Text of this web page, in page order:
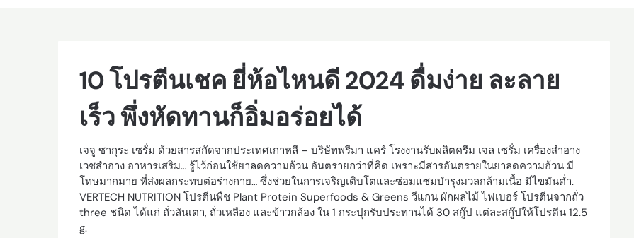
10 โปรตีนเชค ยี่ห้อไหนดี 2024 ดื่มง่าย ละลาย
เร็ว พึ่งหัดทานก็อิ่มอร่อยได้
เจจู ซากุระ เซรั่ม ด้วยสารสกัดจากประเทศเกาหลี – บริษัทพรีมา แคร์ โรงงานรับผลิตครีม เจล เซรั่ม เครื่องสำอาง
เวชสำอาง อาหารเสริม… รู้ไว้ก่อนใช้ยาลดความอ้วน อันตรายกว่าที่คิด เพราะมีสารอันตรายในยาลดความอ้วน มี
โทษมากมาย ที่ส่งผลกระทบต่อร่างกาย… ซึ่งช่วยในการเจริญเติบโตและซ่อมแซมบำรุงมวลกล้ามเนื้อ มีไขมันต่ำ.
VERTECH NUTRITION โปรตีนพืช Plant Protein Superfoods & Greens วีแกน ผักผลไม้ ไฟเบอร์ โปรตีนจากถั่ว
three ชนิด ได้แก่ ถั่วลันเตา, ถั่วเหลือง และข้าวกล้อง ใน 1 กระปุกรับประทานได้ 30 สกู๊ป แต่ละสกู๊ปให้โปรตีน 12.5
g.